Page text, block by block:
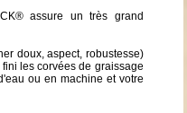
assure un très grand
doux, aspect, robustesse)
les corvées de graissage
ou en machine et votre